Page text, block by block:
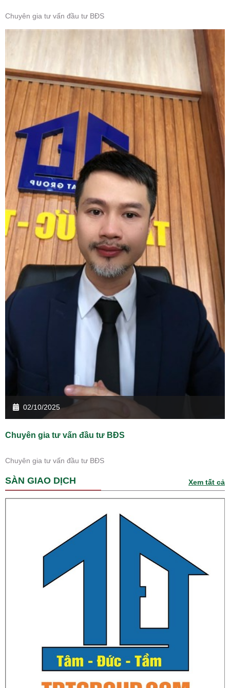
Chuyên gia tư vấn đầu tư BĐS
02/10/2025
Chuyên gia tư vấn đầu tư BĐS
Chuyên gia tư vấn đầu tư BĐS
SÀN GIAO DỊCH Xem tất cả